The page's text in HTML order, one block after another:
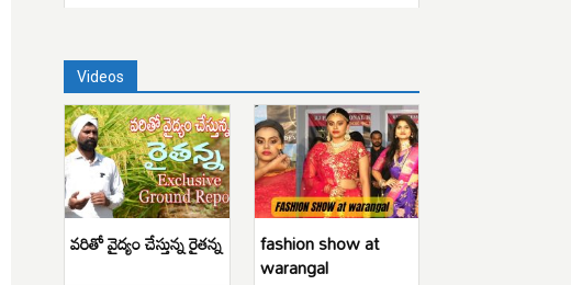
Videos
వరితో వైద్యం చేస్తున్న రైతన్న fashion show at
warangal